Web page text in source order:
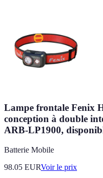
Lampe frontale Fenix
conception à double
ARB-LP1900,
Batterie Mobile
98.05 EURVoir le prix